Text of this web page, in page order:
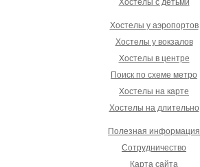
Хостелы у аэропортов
Хостелы у вокзалов
Хостелы в центре
Поиск по схеме метро
Хостелы на карте
Хостелы на длительно
Полезная информация
Сотрудничество
Карта сайта